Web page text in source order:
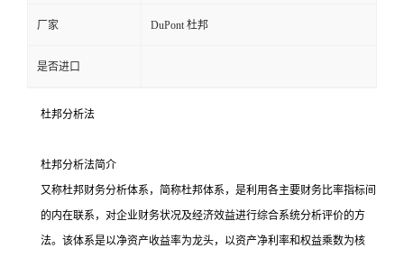
厂家 DuPont 杜邦
是否进口
杜邦分析法
杜邦分析法简介
又称杜邦财务分析体系，简称杜邦体系，是利用各主要财务比率指标间
的内在联系，对企业财务状况及经济效益进行综合系统分析评价的方
法。该体系是以净资产收益率为龙头，以资产净利率和权益乘数为核